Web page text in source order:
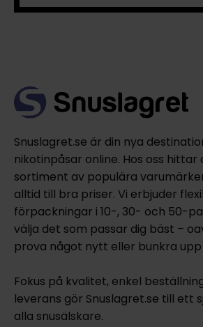
Snuslagret.se är din nya
nikotinpåsar online. Hos oss
sortiment av populära
alltid till bra priser. Vi erbjuder
förpackningar i 10-, 30- och 50-
välja det som passar dig bäst –
prova något nytt eller bunkra
Fokus på kvalitet, enkel
leverans gör Snuslagret.se till ett
alla snusälskare.